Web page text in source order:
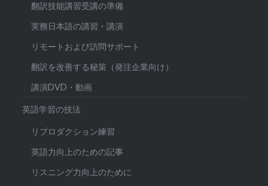
翻訳技能講習受講の準備
実務日本語の講習・講演
リモートおよび訪問サポート
翻訳を改善する秘策（発注企業向け）
講演DVD・動画
英語学習の技法
リプロダクション練習
英語力向上のための記事
リスニング力向上のために